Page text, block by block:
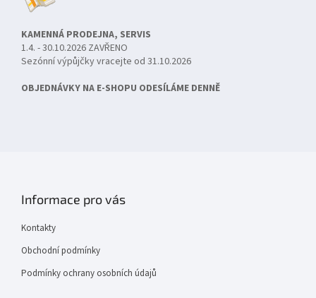
KAMENNÁ PRODEJNA, SERVIS
1.4. - 30.10.2026 ZAVŘENO
Sezónní výpůjčky vracejte od 31.10.2026
OBJEDNÁVKY NA E-SHOPU ODESÍLÁME DENNĚ
Informace pro vás
Kontakty
Obchodní podmínky
Podmínky ochrany osobních údajů